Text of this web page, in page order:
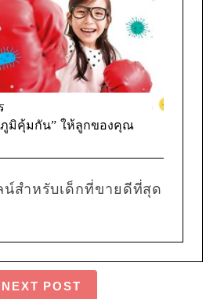
ภูมิคุ้มกัน” ให้ลูกของคุณ
สำหรับเด็กที่ขายดีที่สุด
NEXT POST